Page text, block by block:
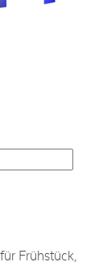
Frühstück,